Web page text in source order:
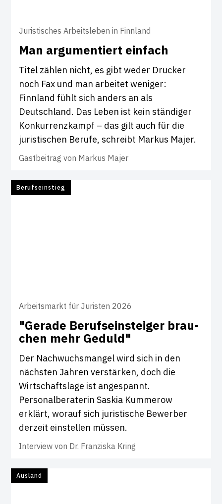
Juristisches Arbeitsleben in Finnland
Man argu­men­tiert ein­fach
Titel zählen nicht, es gibt weder Drucker
noch Fax und man arbeitet weniger:
Finnland fühlt sich anders an als
Deutschland. Das Leben ist kein ständiger
Konkurrenzkampf – das gilt auch für die
juristischen Berufe, schreibt Markus Majer.
Gastbeitrag von Markus Majer
Berufseinstieg
Arbeitsmarkt für Juristen 2026
"Gerade Berufs­ein­s­teiger brau­
chen mehr Geduld"
Der Nachwuchsmangel wird sich in den
nächsten Jahren verstärken, doch die
Wirtschaftslage ist angespannt.
Personalberaterin Saskia Kummerow
erklärt, worauf sich juristische Bewerber
derzeit einstellen müssen.
Interview von Dr. Franziska Kring
Ausland